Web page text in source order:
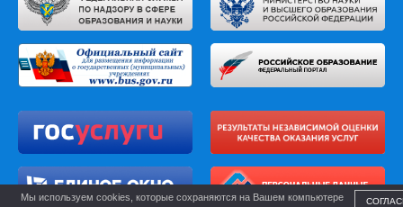
Мы используем cookies, которые сохраняются на Вашем компьютере